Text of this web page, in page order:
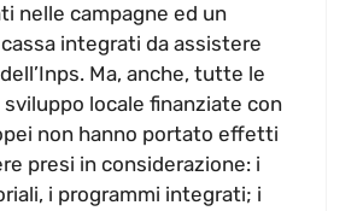
nelle campagne ed un
integrati da assistere
Ma, anche, tutte le
locale finanziate con
non hanno portato effetti
presi in considerazione: i
i programmi integrati; i